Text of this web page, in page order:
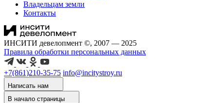
Владельцам земли
Контакты
ИНСИТИ девелопмент ©, 2007 — 2025
Правила обработки персональных данных
+7(861)210-35-75 info@incitystroy.ru
Написать нам
В начало страницы